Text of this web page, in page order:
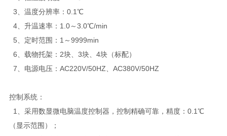
3、温度分辨率：0.1℃
4、升温速率：1.0～3.0℃/min
5、定时范围：1～9999min
6、载物托架：2块、3块、4块（标配）
7、电源电压：AC220V/50HZ、AC380V/50HZ
控制系统：
1、采用数显微电脑温度控制器，控制精确可靠，精度：0.1℃
（显示范围）；